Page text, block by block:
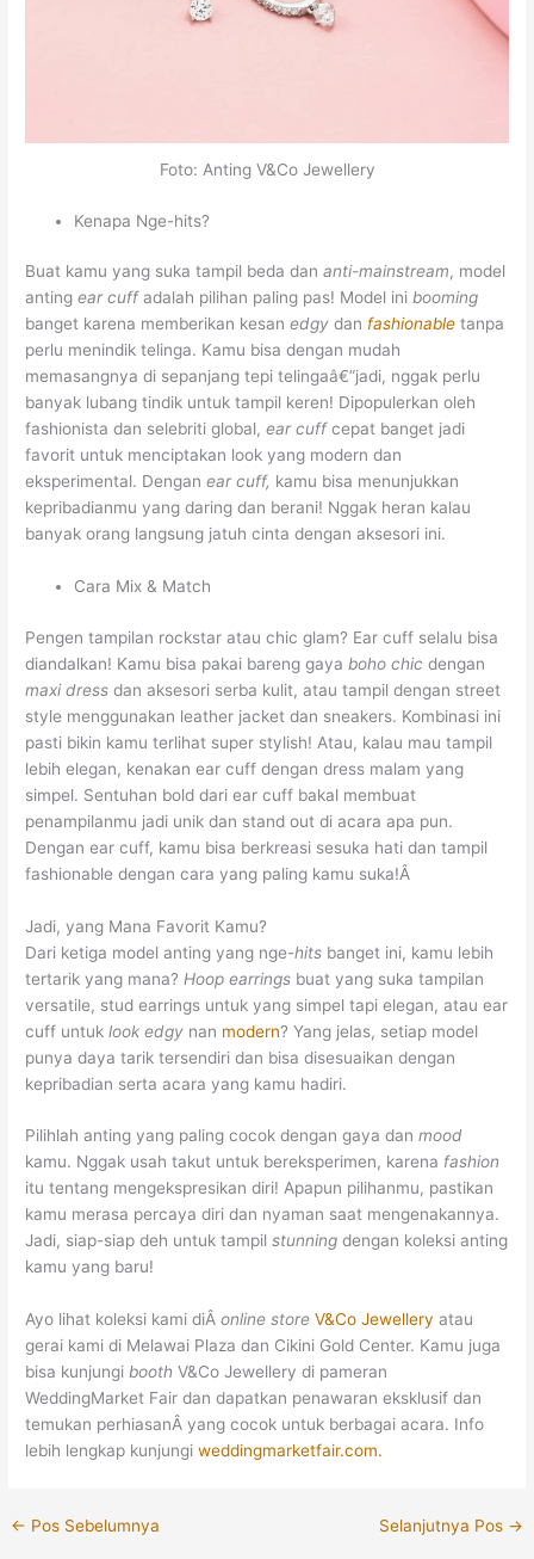
Foto: Anting V&Co Jewellery
Kenapa Nge-hits?
Buat kamu yang suka tampil beda dan anti-mainstream, model
antingear cuffadalah pilihan paling pas! Model inibooming
banget karena memberikan kesanedgy dan fashionable tanpa
perlu menindik telinga. Kamu bisa dengan mudah
memasangnya di sepanjang tepi telingaâ€”jadi, nggak perlu
banyak lubang tindik untuk tampil keren! Dipopulerkan oleh
fashionista dan selebriti global,ear cuffcepat banget jadi
favorit untuk menciptakan look yang modern dan
eksperimental. Dengan ear cuff, kamu bisa menunjukkan
kepribadianmu yang daring dan berani! Nggak heran kalau
banyak orang langsung jatuh cinta dengan aksesori ini.
Cara Mix & Match
Pengen tampilan rockstar atau chic glam? Ear cuff selalu bisa
diandalkan! Kamu bisa pakai bareng gaya boho chic dengan
maxi dress dan aksesori serba kulit, atau tampil dengan street
style menggunakan leather jacket dan sneakers. Kombinasi ini
pasti bikin kamu terlihat super stylish! Atau, kalau mau tampil
lebih elegan, kenakan ear cuff dengan dress malam yang
simpel. Sentuhan bold dari ear cuff bakal membuat
penampilanmu jadi unik dan stand out di acara apa pun.
Dengan ear cuff, kamu bisa berkreasi sesuka hati dan tampil
fashionable dengan cara yang paling kamu suka!Â
Jadi, yang Mana Favorit Kamu?
Dari ketiga model anting yang nge-hits banget ini, kamu lebih
tertarik yang mana? Hoop earrings buat yang suka tampilan
versatile, stud earrings untuk yang simpel tapi elegan, atau ear
cuff untuklook edgy nan modern? Yang jelas, setiap model
punya daya tarik tersendiri dan bisa disesuaikan dengan
kepribadian serta acara yang kamu hadiri.
Pilihlah anting yang paling cocok dengan gaya danmood
kamu. Nggak usah takut untuk bereksperimen, karena fashion
itu tentang mengekspresikan diri! Apapun pilihanmu, pastikan
kamu merasa percaya diri dan nyaman saat mengenakannya.
Jadi, siap-siap deh untuk tampil stunning dengan koleksi anting
kamu yang baru!
Ayo lihat koleksi kami diÂonline store V&Co Jewellery atau
gerai kami di Melawai Plaza dan Cikini Gold Center. Kamu juga
bisa kunjungibooth V&Co Jewellery di pameran
WeddingMarket Fair dan dapatkan penawaran eksklusif dan
temukan perhiasanÂ yang cocok untuk berbagai acara. Info
lebih lengkap kunjungiweddingmarketfair.com.
← Pos Sebelumnya Selanjutnya Pos →